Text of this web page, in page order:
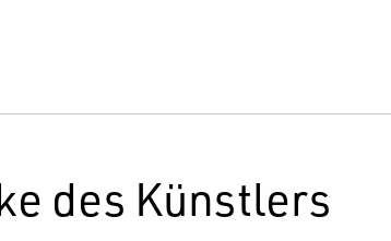
des Künstlers